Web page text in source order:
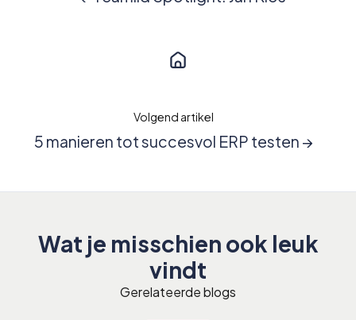
Volgend artikel
5 manieren tot succesvol ERP testen →
Wat je misschien ook leuk
vindt
Gerelateerde blogs